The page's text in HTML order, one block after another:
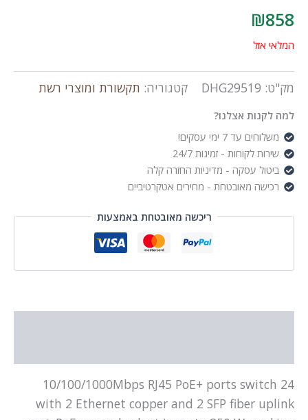
₪858
המלאי אזל
מק"ט: DHG29519 קטגוריה: תקשורת ומוצרי רשת
למה לקנות אצלנו?
משלוחים עד 7 ימי עסקים!
שירות לקוחות - זמינות 24/7
ביטול עסקה - מדיניות החזרה קלה
רכישה מאובטחת - מחירים אטקרטיביים
ריכשה מאובטחת באמצעות
24 10/100/1000Mbps RJ45 PoE+ ports switch
with 2 Ethernet copper and 2 SFP fiber uplink